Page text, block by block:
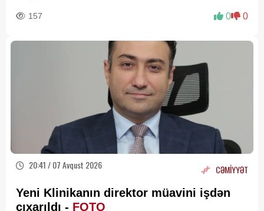
157 0 0
20:41 / 07 Avqust 2026 CƏMİYYƏT
Yeni Klinikanın direktor müavini işdən
çıxarıldı - FOTO